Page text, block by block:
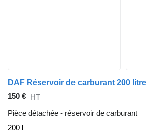
150 € HT
Pièce détachée - réservoir de carburant
200 l